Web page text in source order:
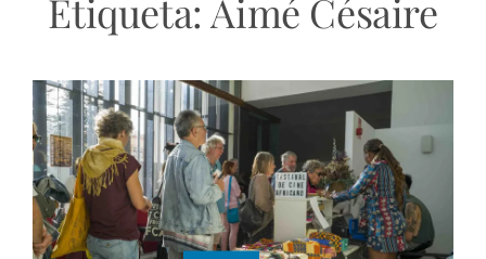
Etiqueta: Aimé Césaire